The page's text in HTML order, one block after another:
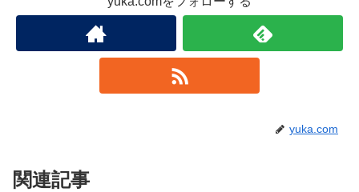
yuka.com
関連記事